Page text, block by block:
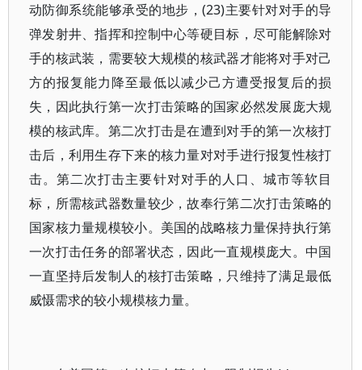
动防御系统能够承受的地步，(23)主要针对对手的导
弹发射井、指挥和控制中心等硬目标，尽可能解除对
手的核武装，需要较大规模的核武器才能将对手对己
方的报复能力降至最低以减少己方遭受报复后的损
失，因此执行第一次打击策略的国家必然发展庞大规
模的核武库。第二次打击是在遭到对手的第一次核打
击后，利用生存下来的核力量对对手进行报复性核打
击。第二次打击主要针对对手的人口、城市等软目
标，所需核武器数量较少，故奉行第二次打击策略的
国家核力量规模较小。美国的战略核力量保持执行第
一次打击任务的部署状态，因此一直规模庞大。中国
一直坚持后发制人的核打击策略，只维持了满足最低
威慑需求的较小规模核力量。